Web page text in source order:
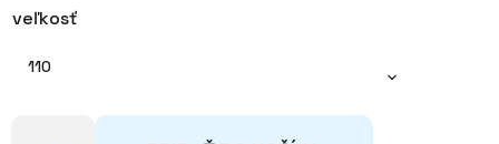
bola:
je:
veľkosť
110
množstvo